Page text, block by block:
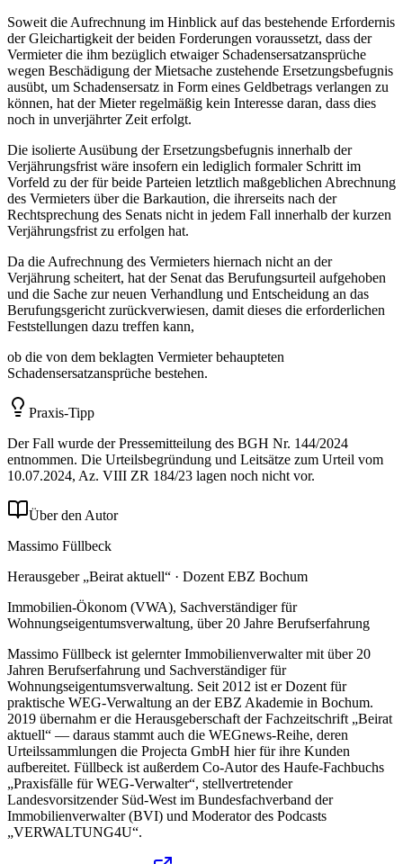
Soweit die Aufrechnung im Hinblick auf das bestehende Erfordernis
der Gleichartigkeit der beiden Forderungen voraussetzt, dass der
Vermieter die ihm bezüglich etwaiger Schadensersatzansprüche
wegen Beschädigung der Mietsache zustehende Ersetzungsbefugnis
ausübt, um Schadensersatz in Form eines Geldbetrags verlangen zu
können, hat der Mieter regelmäßig kein Interesse daran, dass dies
noch in unverjährter Zeit erfolgt.
Die isolierte Ausübung der Ersetzungsbefugnis innerhalb der
Verjährungsfrist wäre insofern ein lediglich formaler Schritt im
Vorfeld zu der für beide Parteien letztlich maßgeblichen Abrechnung
des Vermieters über die Barkaution, die ihrerseits nach der
Rechtsprechung des Senats nicht in jedem Fall innerhalb der kurzen
Verjährungsfrist zu erfolgen hat.
Da die Aufrechnung des Vermieters hiernach nicht an der
Verjährung scheitert, hat der Senat das Berufungsurteil aufgehoben
und die Sache zur neuen Verhandlung und Entscheidung an das
Berufungsgericht zurückverwiesen, damit dieses die erforderlichen
Feststellungen dazu treffen kann,
ob die von dem beklagten Vermieter behaupteten
Schadensersatzansprüche bestehen.
Praxis-Tipp
Der Fall wurde der Pressemitteilung des BGH Nr. 144/2024
entnommen. Die Urteilsbegründung und Leitsätze zum Urteil vom
10.07.2024, Az. VIII ZR 184/23 lagen noch nicht vor.
Über den Autor
Massimo Füllbeck
Herausgeber „Beirat aktuell“ · Dozent EBZ Bochum
Immobilien-Ökonom (VWA), Sachverständiger für
Wohnungseigentumsverwaltung, über 20 Jahre Berufserfahrung
Massimo Füllbeck ist gelernter Immobilienverwalter mit über 20
Jahren Berufserfahrung und Sachverständiger für
Wohnungseigentumsverwaltung. Seit 2012 ist er Dozent für
praktische WEG-Verwaltung an der EBZ Akademie in Bochum.
2019 übernahm er die Herausgeberschaft der Fachzeitschrift „Beirat
aktuell“ — daraus stammt auch die WEGnews-Reihe, deren
Urteilssammlungen die Projecta GmbH hier für ihre Kunden
aufbereitet. Füllbeck ist außerdem Co-Autor des Haufe-Fachbuchs
„Praxisfälle für WEG-Verwalter“, stellvertretender
Landesvorsitzender Süd-West im Bundesfachverband der
Immobilienverwalter (BVI) und Moderator des Podcasts
„VERWALTUNG4U“.